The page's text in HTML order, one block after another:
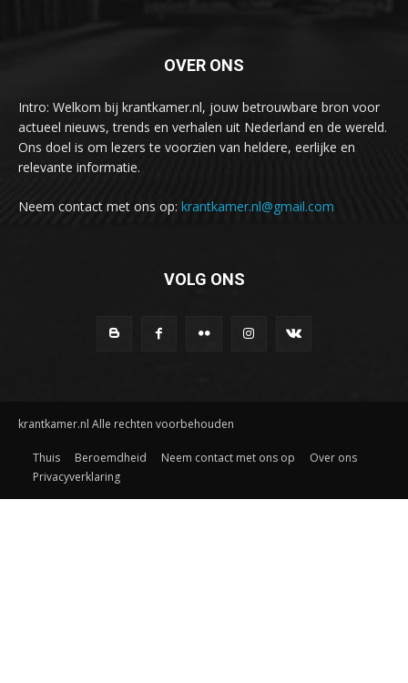
OVER ONS
Intro: Welkom bij krantkamer.nl, jouw betrouwbare bron voor
actueel nieuws, trends en verhalen uit Nederland en de wereld.
Ons doel is om lezers te voorzien van heldere, eerlijke en
relevante informatie.
Neem contact met ons op: krantkamer.nl@gmail.com
VOLG ONS
krantkamer.nl Alle rechten voorbehouden
Thuis Beroemdheid Neem contact met ons op
Over ons
Privacyverklaring